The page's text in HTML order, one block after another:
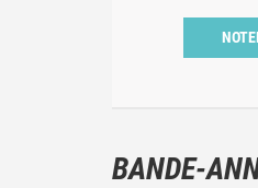
BANDE-